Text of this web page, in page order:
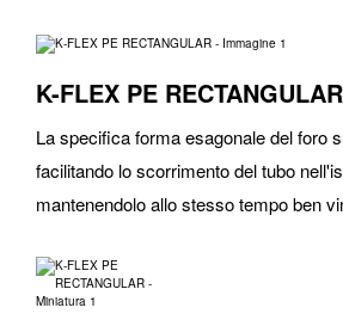
K-FLEX PE RECTANGULAR
La specifica forma esagonale del foro
facilitando lo scorrimento del tubo
mantenendolo allo stesso tempo ben